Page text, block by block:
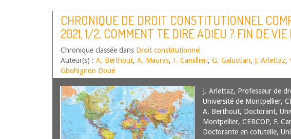
CHRONIQUE DE DROIT CONSTITUTIONNEL
2021, 1/2. COMMENT TE DIRE ADIEU ? FIN DE VIE
CONSTITUTION
Chronique classée dans Droit constitutionnel
Auteur(s) : A. Berthout, A. Mauras, F. Camillieri, G. Galustian, J. Arlettaz,
Gbohignon Doué
J. Arlettaz, Professeur de
Université de Montpellier,
A. Berthout, Doctorant,
Montpellier, CERCOP, F.
Doctorante en cotutelle,